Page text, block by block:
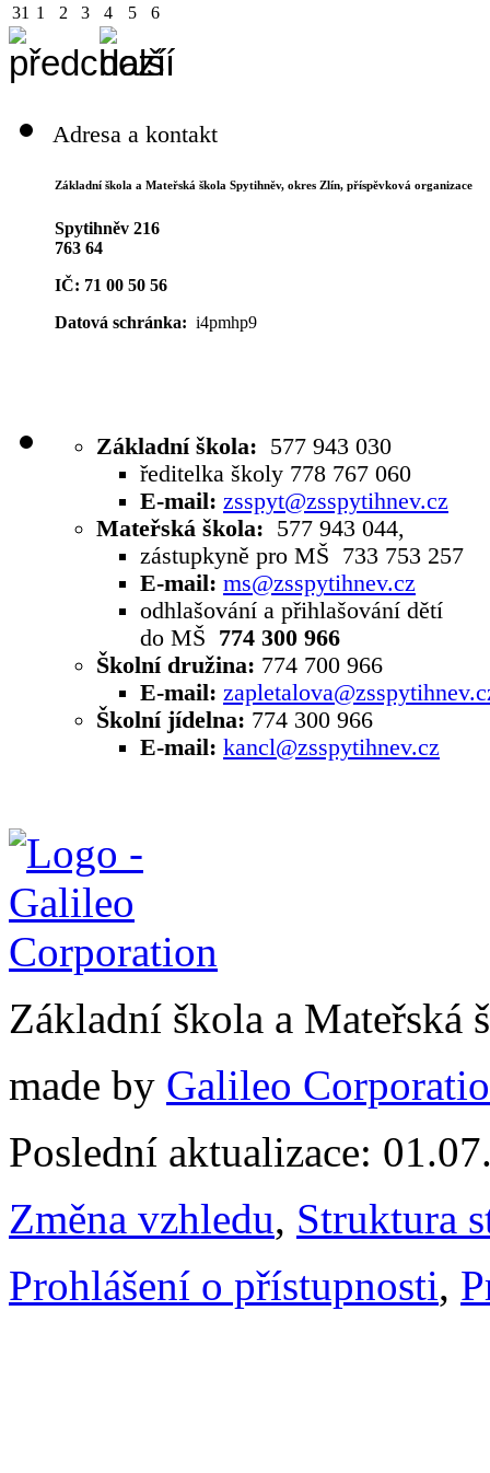
31 1 2 3 4 5 6
Adresa a kontakt
Základní škola a Mateřská škola Spytihněv, okres Zlín, příspěvková organizace
Spytihněv 216
763 64
IČ: 71 00 50 56
Datová schránka: i4pmhp9
Základní škola: 577 943 030
ředitelka školy 778 767 060
E-mail: zsspyt@zsspytihnev.cz
Mateřská škola: 577 943 044,
zástupkyně pro MŠ 733 753 257
E-mail: ms@zsspytihnev.cz
odhlašování a přihlašování dětí
do MŠ 774 300 966
Školní družina: 774 700 966
E-mail:
Školní jídelna: 774 300 966
E-mail: kancl@zsspytihnev.cz
Základní škola a
made by Galileo
Poslední aktualizace:
Změna vzhledu, Struktura
Prohlášení o přístupnosti,